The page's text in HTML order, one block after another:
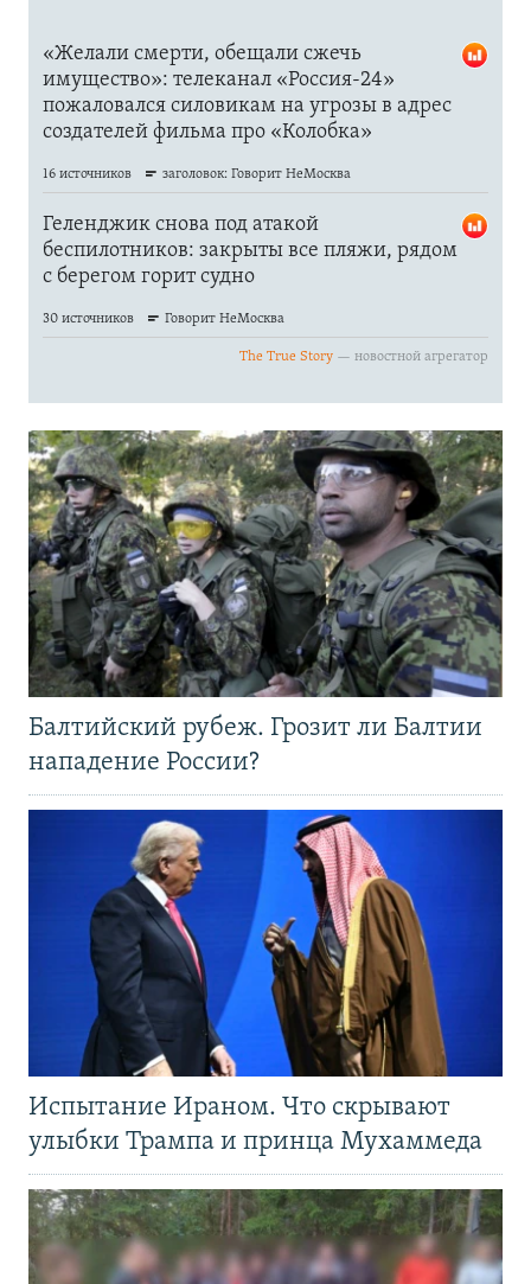
Балтийский рубеж. Грозит ли Балтии
нападение России?
Испытание Ираном. Что скрывают
улыбки Трампа и принца Мухаммеда